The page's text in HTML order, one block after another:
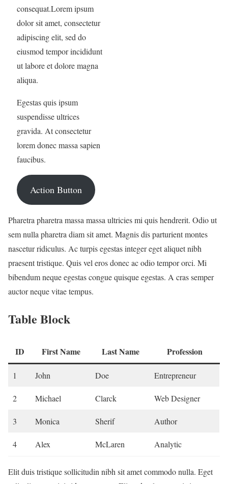
consequat.Lorem ipsum
dolor sit amet, consectetur
adipiscing elit, sed do
eiusmod tempor incididunt
ut labore et dolore magna
aliqua.
Egestas quis ipsum
suspendisse ultrices
gravida. At consectetur
lorem donec massa sapien
faucibus.
Action Button
Pharetra pharetra massa massa ultricies mi quis hendrerit. Odio ut
sem nulla pharetra diam sit amet. Magnis dis parturient montes
nascetur ridiculus. Ac turpis egestas integer eget aliquet nibh
praesent tristique. Quis vel eros donec ac odio tempor orci. Mi
bibendum neque egestas congue quisque egestas. A cras semper
auctor neque vitae tempus.
Table Block
ID First Name Last Name Profession
1 John Doe Entrepreneur
2 Michael Clarck Web Designer
3 Monica Sherif Author
4 Alex McLaren Analytic
Elit duis tristique sollicitudin nibh sit amet commodo nulla. Eget